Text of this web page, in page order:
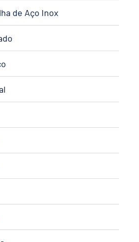
de Aço Inox